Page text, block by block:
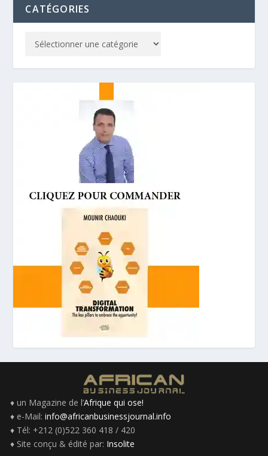
CATÉGORIES
♦ un Magazine de l’Afrique qui ose!
♦ e-Mail: info@africanbusinessjournal.info
♦ Tél: +212 (0)522 360 418 / 420
♦ Site conçu & édité par: Insolite